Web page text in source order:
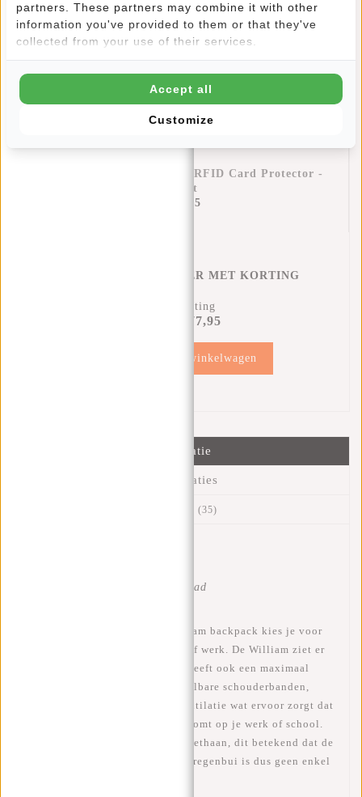
Creditcardhouder Helsinki RFID Card Protector -
Zwart
€17,95
CREDITCARD HOUDER MET KORTING
12% Korting
€77,95
Toevoegen aan winkelwagen
Informatie
Specificaties
(35)
✓ Op voorraad
Wanneer je kiest voor deze William backpack kies je voor
een ideale tas voor naar school of werk. De William ziet er
niet alleen fantastisch uit maar heeft ook een maximaal
draagcomfort. De tas heeft verstelbare schouderbanden,
gewatteerd rug paneel en rug ventilatie wat ervoor zorgt dat
je niet met een bezwete rug aankomt op je werk of school.
De rugzak is gemaakt van polyurethaan, dit betekend dat de
tas waterafstotend is, een kleine regenbui is dus geen enkel
partners. These partners may combine it with other
information you've provided to them or that they've
collected from your use of their services.
Customize
Accept all